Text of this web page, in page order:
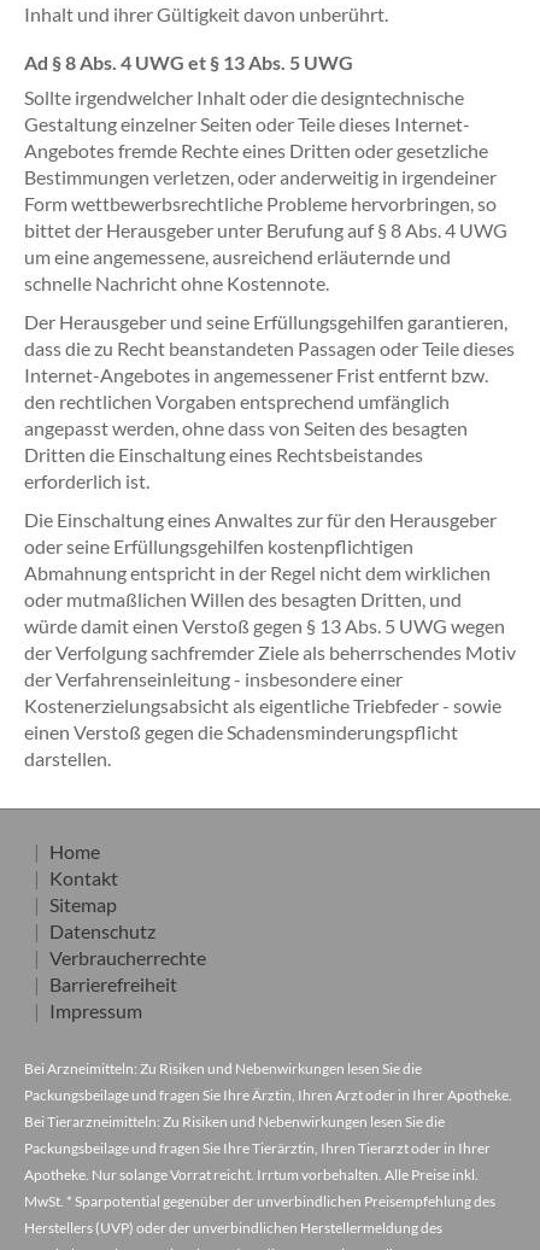
Inhalt und ihrer Gültigkeit davon unberührt.
Ad § 8 Abs. 4 UWG et § 13 Abs. 5 UWG
Sollte irgendwelcher Inhalt oder die designtechnische
Gestaltung einzelner Seiten oder Teile dieses Internet-
Angebotes fremde Rechte eines Dritten oder gesetzliche
Bestimmungen verletzen, oder anderweitig in irgendeiner
Form wettbewerbsrechtliche Probleme hervorbringen, so
bittet der Herausgeber unter Berufung auf § 8 Abs. 4 UWG
um eine angemessene, ausreichend erläuternde und
schnelle Nachricht ohne Kostennote.
Der Herausgeber und seine Erfüllungsgehilfen garantieren,
dass die zu Recht beanstandeten Passagen oder Teile dieses
Internet-Angebotes in angemessener Frist entfernt bzw.
den rechtlichen Vorgaben entsprechend umfänglich
angepasst werden, ohne dass von Seiten des besagten
Dritten die Einschaltung eines Rechtsbeistandes
erforderlich ist.
Die Einschaltung eines Anwaltes zur für den Herausgeber
oder seine Erfüllungsgehilfen kostenpflichtigen
Abmahnung entspricht in der Regel nicht dem wirklichen
oder mutmaßlichen Willen des besagten Dritten, und
würde damit einen Verstoß gegen § 13 Abs. 5 UWG wegen
der Verfolgung sachfremder Ziele als beherrschendes Motiv
der Verfahrenseinleitung - insbesondere einer
Kostenerzielungsabsicht als eigentliche Triebfeder - sowie
einen Verstoß gegen die Schadensminderungspflicht
darstellen.
Home
Kontakt
Sitemap
Datenschutz
Verbraucherrechte
Barrierefreiheit
Impressum
Bei Arzneimitteln: Zu Risiken und Nebenwirkungen lesen Sie die
Packungsbeilage und fragen Sie Ihre Ärztin, Ihren Arzt oder in Ihrer Apotheke.
Bei Tierarzneimitteln: Zu Risiken und Nebenwirkungen lesen Sie die
Packungsbeilage und fragen Sie Ihre Tierärztin, Ihren Tierarzt oder in Ihrer
Apotheke. Nur solange Vorrat reicht. Irrtum vorbehalten. Alle Preise inkl.
MwSt. * Sparpotential gegenüber der unverbindlichen Preisempfehlung des
Herstellers (UVP) oder der unverbindlichen Herstellermeldung des